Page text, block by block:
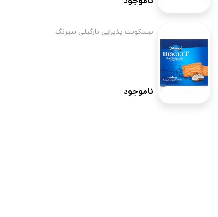
بیسکویت پذیرایی نارگیلی سیرنگ
ناموجود